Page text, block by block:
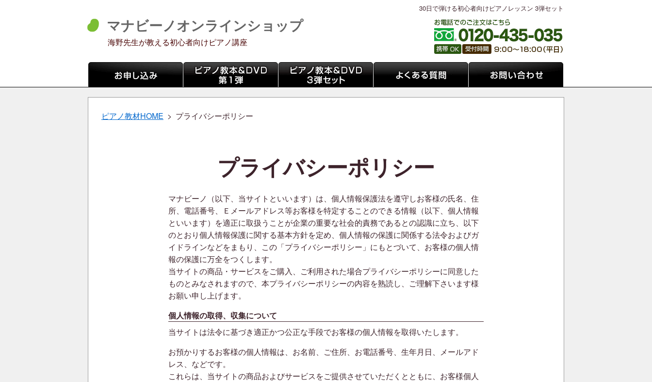
30日で弾ける初心者向けピアノレッスン 3弾セット
マナビーノオンラインショップ
海野先生が教える初心者向けピアノ講座
お申込み 第1弾 3弾セット よくある質問 お問い合わせ
ピアノ教材HOME プライバシーポリシー
プライバシーポリシー
マナビーノ（以下、当サイトといいます）は、個人情報保護法を遵守しお客様の氏名、住
所、電話番号、Ｅメールアドレス等お客様を特定することのできる情報（以下、個人情報
といいます）を適正に取扱うことが企業の重要な社会的責務であるとの認識に立ち、以下
のとおり個人情報保護に関する基本方針を定め、個人情報の保護に関係する法令およびガ
イドラインなどをまもり、この「プライバシーポリシー」にもとづいて、お客様の個人情
報の保護に万全をつくします。
当サイトの商品・サービスをご購入、ご利用された場合プライバシーポリシーに同意した
ものとみなされますので、本プライバシーポリシーの内容を熟読し、ご理解下さいます様
お願い申し上げます。
個人情報の取得、収集について
当サイトは法令に基づき適正かつ公正な手段でお客様の個人情報を取得いたします。
お預かりするお客様の個人情報は、お名前、ご住所、お電話番号、生年月日、メールアド
レス、などです。
これらは、当サイトの商品およびサービスをご提供させていただくとともに、お客様個人